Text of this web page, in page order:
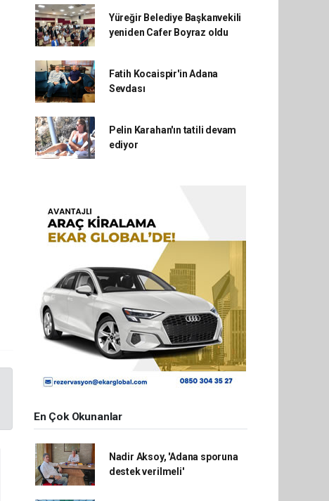
Yüreğir Belediye Başkanvekili
yeniden Cafer Boyraz oldu
Fatih Kocaispir'in Adana
Sevdası
Pelin Karahan'ın tatili devam
ediyor
En Çok Okunanlar
Nadir Aksoy, 'Adana sporuna
destek verilmeli'